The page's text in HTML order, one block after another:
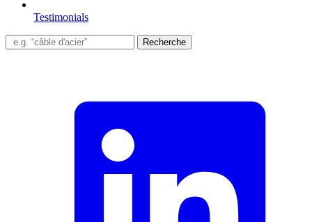
Testimonials
Recherche